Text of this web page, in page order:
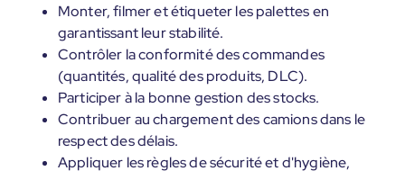
Monter, filmer et étiqueter les palettes en
garantissant leur stabilité.
Contrôler la conformité des commandes
(quantités, qualité des produits, DLC).
Participer à la bonne gestion des stocks.
Contribuer au chargement des camions dans le
respect des délais.
Appliquer les règles de sécurité et d'hygiène,